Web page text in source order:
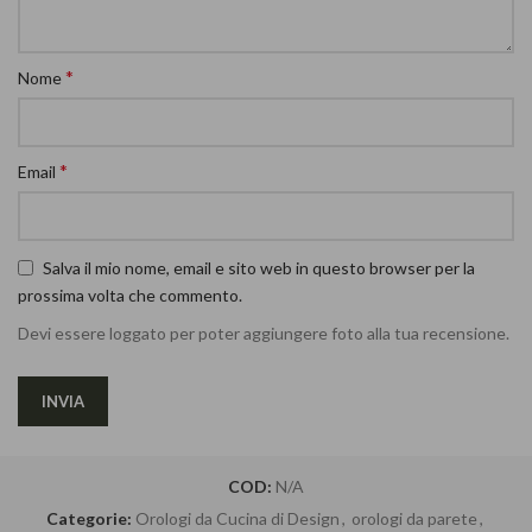
Nome*
Email *
Salva il mio nome, email e sito web in questo browser per la
prossima volta che commento.
Devi essere loggato per poter aggiungere foto alla tua recensione.
COD: N/A
Categorie: Orologi da Cucina di Design, orologi da parete,